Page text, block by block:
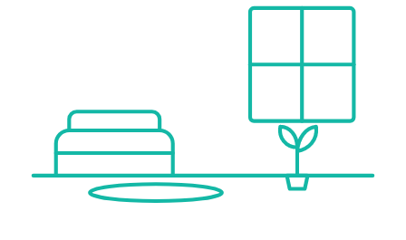
Geldautomat <1.000m
Bank <1.000m
Post <1.500m
Polizei <750m